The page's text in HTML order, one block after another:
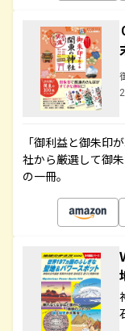
「御利益と御朱印
社から厳選して御
の一冊。